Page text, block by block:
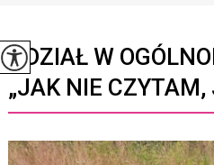
UDZIAŁ W
„JAK NIE